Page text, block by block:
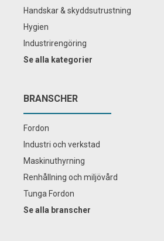
Handskar & skyddsutrustning
Hygien
Industrirengöring
Se alla kategorier
BRANSCHER
Fordon
Industri och verkstad
Maskinuthyrning
Renhållning och miljövård
Tunga Fordon
Se alla branscher